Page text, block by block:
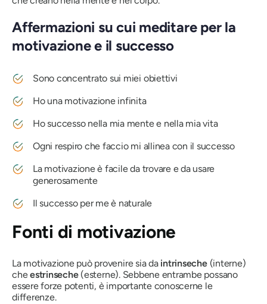
Affermazioni su cui meditare per la
motivazione e il successo
Sono concentrato sui miei obiettivi
Ho una motivazione infinita
Ho successo nella mia mente e nella mia vita
Ogni respiro che faccio mi allinea con il successo
La motivazione è facile da trovare e da usare
generosamente
Il successo per me è naturale
Fonti di motivazione
La motivazione può provenire sia da intrinseche(interne)
cheestrinseche(esterne). Sebbene entrambe possano
essere forze potenti, è importante conoscerne le
differenze.